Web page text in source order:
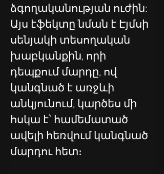
ձգողականության ուժին:
Այս էֆեկտը նման է Էյմսի
սենյակի տեսողական
խաբկանքին, որի
դեպքում մարդը, ով
կանգնած է առջևի
անկյունում, կարծես մի
հսկա է՝ համեմատած
ավելի հեռվում կանգնած
մարդու հետ։